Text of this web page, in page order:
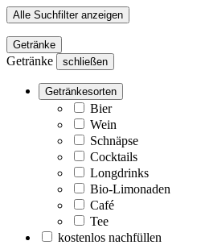
Alle Suchfilter anzeigen
Getränke
Getränke schließen
Getränkesorten
Bier
Wein
Schnäpse
Cocktails
Longdrinks
Bio-Limonaden
Café
Tee
kostenlos nachfüllen